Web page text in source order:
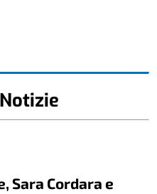
Sara Cordara e